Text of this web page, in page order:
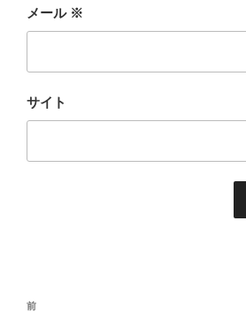
メール ※
サイト
投
前
前